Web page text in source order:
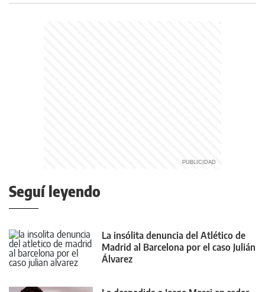
Seguí leyendo
La insólita denuncia del Atlético de
Madrid al Barcelona por el caso Julián
Álvarez